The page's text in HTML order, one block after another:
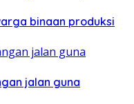
binaan produksi
jalan guna